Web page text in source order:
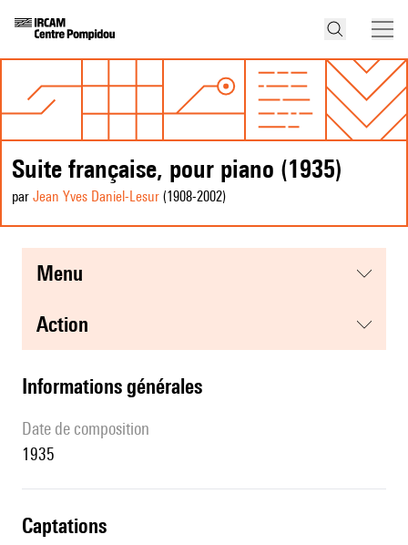
Suite française, pour piano (1935)
par Jean Yves Daniel-Lesur (1908-2002)
menu
action
informations générales
date de composition
1935
captations